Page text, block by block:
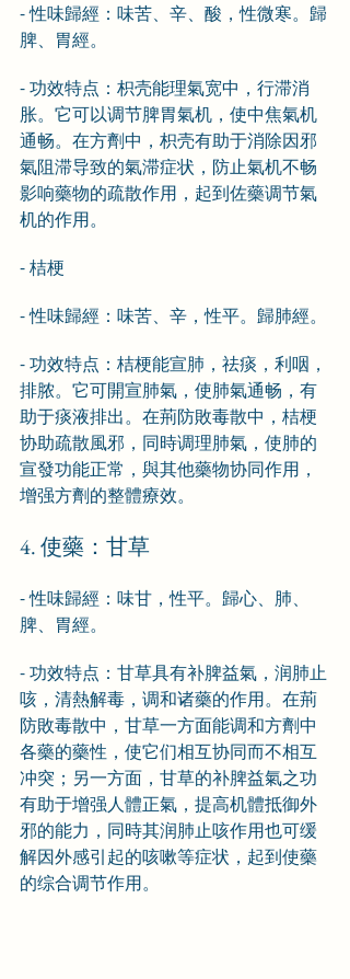
- 性味歸經：味苦、辛、酸，性微寒。歸
脾、胃經。
- 功效特点：枳壳能理氣宽中，行滞消
胀。它可以调节脾胃氣机，使中焦氣机
通畅。在方劑中，枳壳有助于消除因邪
氣阻滞导致的氣滞症状，防止氣机不畅
影响藥物的疏散作用，起到佐藥调节氣
机的作用。
- 桔梗
- 性味歸經：味苦、辛，性平。歸肺經。
- 功效特点：桔梗能宣肺，祛痰，利咽，
排脓。它可開宣肺氣，使肺氣通畅，有
助于痰液排出。在荊防敗毒散中，桔梗
协助疏散風邪，同時调理肺氣，使肺的
宣發功能正常，與其他藥物协同作用，
增强方劑的整體療效。
4. 使藥：甘草
- 性味歸經：味甘，性平。歸心、肺、
脾、胃經。
- 功效特点：甘草具有补脾益氣，润肺止
咳，清熱解毒，调和诸藥的作用。在荊
防敗毒散中，甘草一方面能调和方劑中
各藥的藥性，使它们相互协同而不相互
冲突；另一方面，甘草的补脾益氣之功
有助于增强人體正氣，提高机體抵御外
邪的能力，同時其润肺止咳作用也可缓
解因外感引起的咳嗽等症状，起到使藥
的综合调节作用。